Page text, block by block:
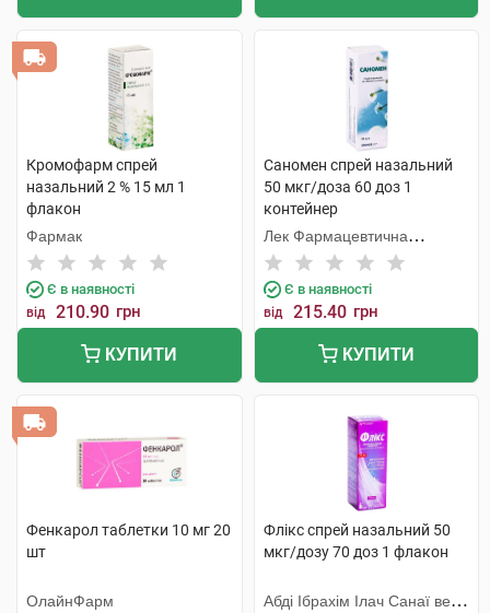
Кромофарм спрей
назальний 2 % 15 мл 1
флакон
Фармак
Є в наявності
від 210.90 грн
КУПИТИ
Саномен спрей назальний
50 мкг/доза 60 доз 1
контейнер
Лек Фармацевтична
компанія
Є в наявності
від 215.40 грн
КУПИТИ
Фенкарол таблетки 10 мг 20
шт
ОлайнФарм
Флікс спрей назальний 50
мкг/дозу 70 доз 1 флакон
Абді Ібрахім Ілач Санаї ве